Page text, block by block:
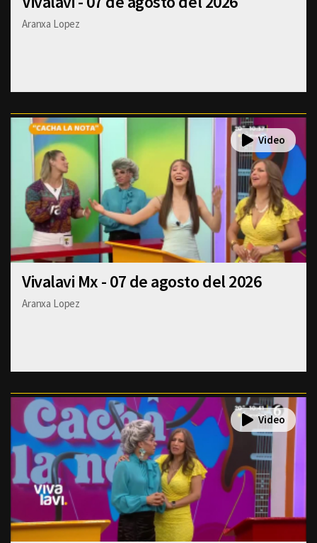
Aranxa Lopez
Vivalavi Mx - 07 de agosto del 2026
Aranxa Lopez